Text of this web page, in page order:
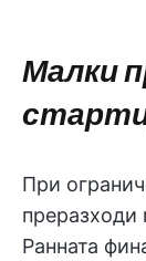
Малки
При
преразходи
Ранната